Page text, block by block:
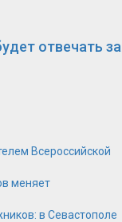
отвечать за
Всероссийской
меняет
в Севастополе